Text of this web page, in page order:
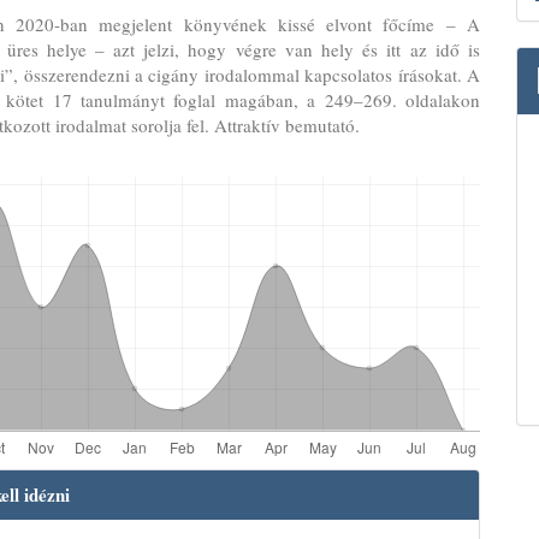
2020-ban megjelent könyvének kissé elvont főcíme – A
üres helye – azt jelzi, hogy végre van hely és itt az idő is
összerendezni a cigány irodalommal kapcsolatos írásokat. A
17 tanulmányt foglal magában, a 249–269. oldalakon
irodalmat sorolja fel. Attraktív bemutató.
idézni